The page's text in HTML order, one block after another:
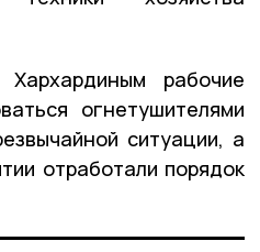
рабочие
огнетушителями
ситуации, а
отработали порядок